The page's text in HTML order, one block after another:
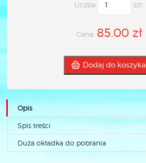
Liczba szt.
Cena: 85.00 zł
Dodaj do koszyka
Opis
Spis treści
Duża okładka do pobrania